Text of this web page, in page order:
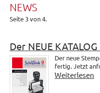
NEWS
Seite 3 von 4.
Der NEUE
Der neue
fertig. Jetzt
Weiterlesen